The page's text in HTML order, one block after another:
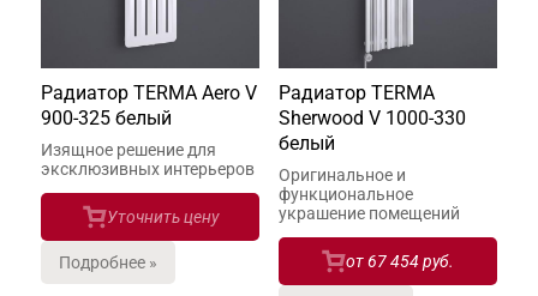
Радиатор TERMA Aero V
900-325 белый
Изящное решение для
эксклюзивных интерьеров
Уточнить цену
Подробнее »
Радиатор TERMA
Sherwood V 1000-330
белый
Оригинальное и
функциональное
украшение помещений
от67 454 руб.